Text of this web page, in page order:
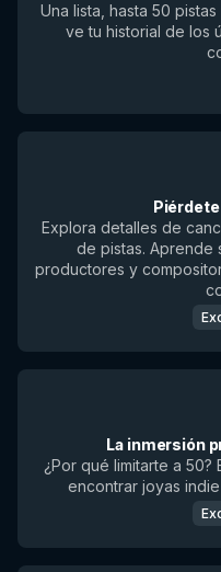
Una lista, hasta 50
ve tu historial de los
Explora detalles de
de pistas. Aprende
productores y
La inmersión
¿Por qué limitarte a 50?
encontrar joyas